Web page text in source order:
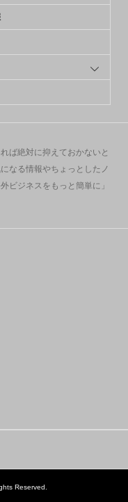
ば絶対に抑えておかないと
なる情報やちょっとしたノ
ビジネスをもっと簡単に」
Reserved.